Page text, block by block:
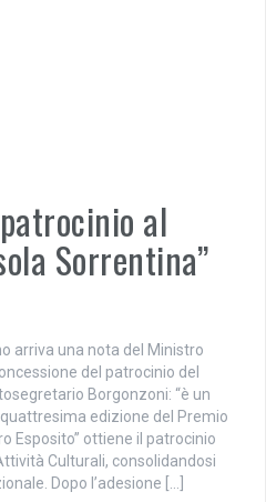
al
Sorrentina”
arriva una nota del Ministro
del patrocinio del
Borgonzoni: “è un
edizione del Premio
Esposito” ottiene il patrocinio
Culturali, consolidandosi
Dopo l’adesione […]